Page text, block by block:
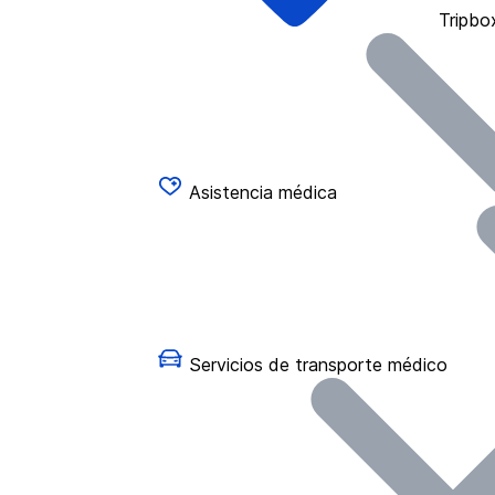
Asistencia médica
Servicios de transporte médico